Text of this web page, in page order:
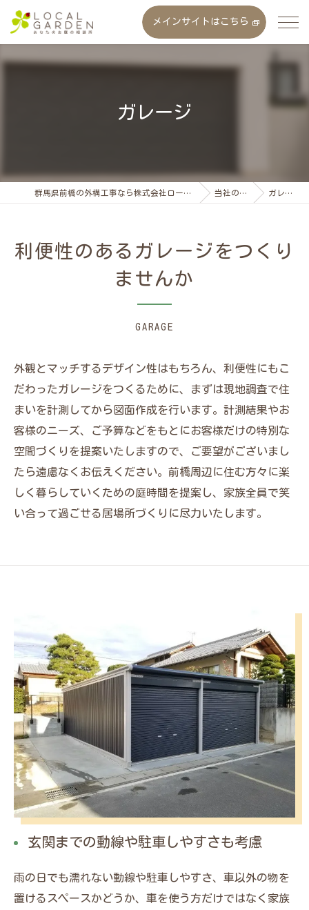
メインサイトはこちら
ガレージ
群馬県前橋の外構工事なら株式会社ローカルガーデン 当社の特徴 ガレージ
利便性のあるガレージをつくり
ませんか
GARAGE
外観とマッチするデザイン性はもちろん、利便性にもこ
だわったガレージをつくるために、まずは現地調査で住
まいを計測してから図面作成を行います。計測結果やお
客様のニーズ、ご予算などをもとにお客様だけの特別な
空間づくりを提案いたしますので、ご要望がございまし
たら遠慮なくお伝えください。前橋周辺に住む方々に楽
しく暮らしていくための庭時間を提案し、家族全員で笑
い合って過ごせる居場所づくりに尽力いたします。
玄関までの動線や駐車しやすさも考慮
雨の日でも濡れない動線や駐車しやすさ、車以外の物を
置けるスペースかどうか、車を使う方だけではなく家族